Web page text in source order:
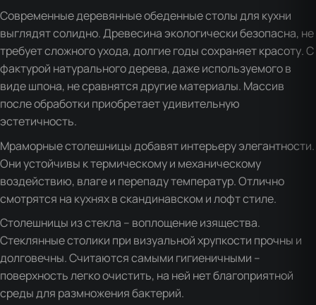
Современные деревянные обеденные столы для кухни
выглядят солидно. Древесина экологически безопасна, не
требует сложного ухода, долгие годы сохраняет красоту. С
фактурой натурального дерева, даже используемого в
виде шпона, не сравнятся другие материалы. Массив
после обработки приобретает удивительную
эстетичность.
Мраморные столешницы добавят интерьеру элегантности.
Они устойчивы к термическому и механическому
воздействию, влаге и перепаду температур. Отлично
смотрятся на кухнях в скандинавском и лофт стиле.
Столешницы из стекла – воплощение изящества.
Стеклянные столики при визуальной хрупкости прочны и
долговечны. Считаются самыми гигиеничными –
поверхность легко очистить, на ней нет благоприятной
среды для размножения бактерий.